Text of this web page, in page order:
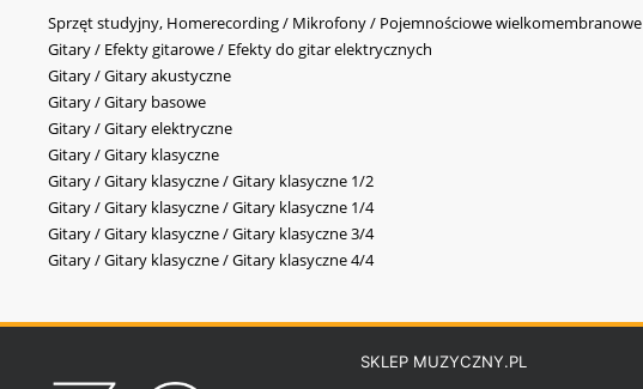
Sprzęt studyjny, Homerecording / Mikrofony / Pojemnościowe wielkomembranowe
Gitary / Efekty gitarowe / Efekty do gitar elektrycznych
Gitary / Gitary akustyczne
Gitary / Gitary basowe
Gitary / Gitary elektryczne
Gitary / Gitary klasyczne
Gitary / Gitary klasyczne / Gitary klasyczne 1/2
Gitary / Gitary klasyczne / Gitary klasyczne 1/4
Gitary / Gitary klasyczne / Gitary klasyczne 3/4
Gitary / Gitary klasyczne / Gitary klasyczne 4/4
SKLEP MUZYCZNY.PL